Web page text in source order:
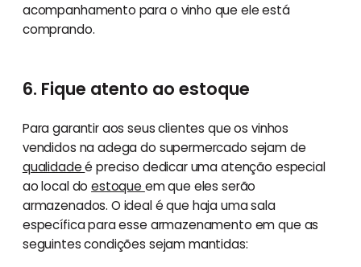
acompanhamento para o vinho que ele está
comprando.
6. Fique atento ao estoque
Para garantir aos seus clientes que os vinhos
vendidos na adega do supermercado sejam de
qualidadeé preciso dedicar uma atenção especial
ao local doestoque em que eles serão
armazenados. O ideal é que haja uma sala
específica para esse armazenamento em que as
seguintes condições sejam mantidas: